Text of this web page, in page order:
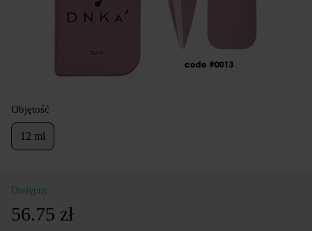
Objętość
12 ml
Dostępny
56.75 zł